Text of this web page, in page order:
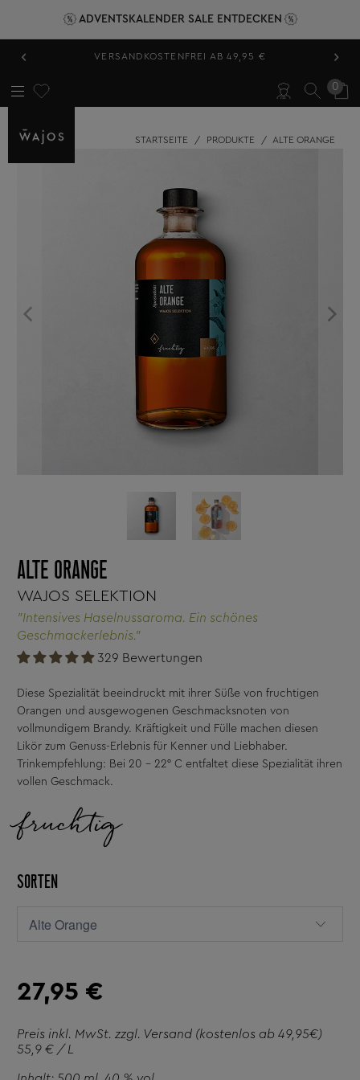
ADVENTSKALENDER SALE ENTDECKEN
‹ VERSANDKOSTENFREI AB 49,95 € ›
0
STARTSEITE / PRODUKTE / ALTE ORANGE
ALTE ORANGE
WAJOS SELEKTION
"Intensives Haselnussaroma. Ein schönes
Geschmackerlebnis."
329 Bewertungen
Diese Spezialität beeindruckt mit ihrer Süße von fruchtigen
Orangen und ausgewogenen Geschmacksnoten von
vollmundigem Brandy. Kräftigkeit und Fülle machen diesen
Likör zum Genuss-Erlebnis für Kenner und Liebhaber.
Trinkempfehlung: Bei 20 – 22° C entfaltet diese Spezialität ihren
vollen Geschmack.
fruchtig
SORTEN
27,95 €
Preis inkl. MwSt. zzgl. Versand (kostenlos ab 49,95€)
55,9 € / L